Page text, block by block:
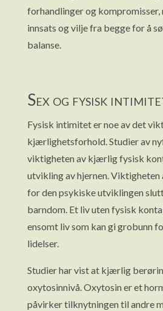
forhandlinger og kompromisser,
innsats og vilje fra begge for å
balanse.
Sex og fysisk
Fysisk intimitet er noe av det
kjærlighetsforhold. Studier av
viktigheten av kjærlig fysisk
utvikling av hjernen.
for den psykiske utviklingen
barndom. Et liv uten fysisk
ensomt liv som kan gi grobunn
lidelser.
Studier har vist at kjærlig
oxytosinnivå. Oxytosin er et
påvirker tilknytningen til andre